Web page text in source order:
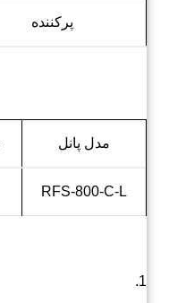
پرکننده
مدل پانل
RFS-800-C-L